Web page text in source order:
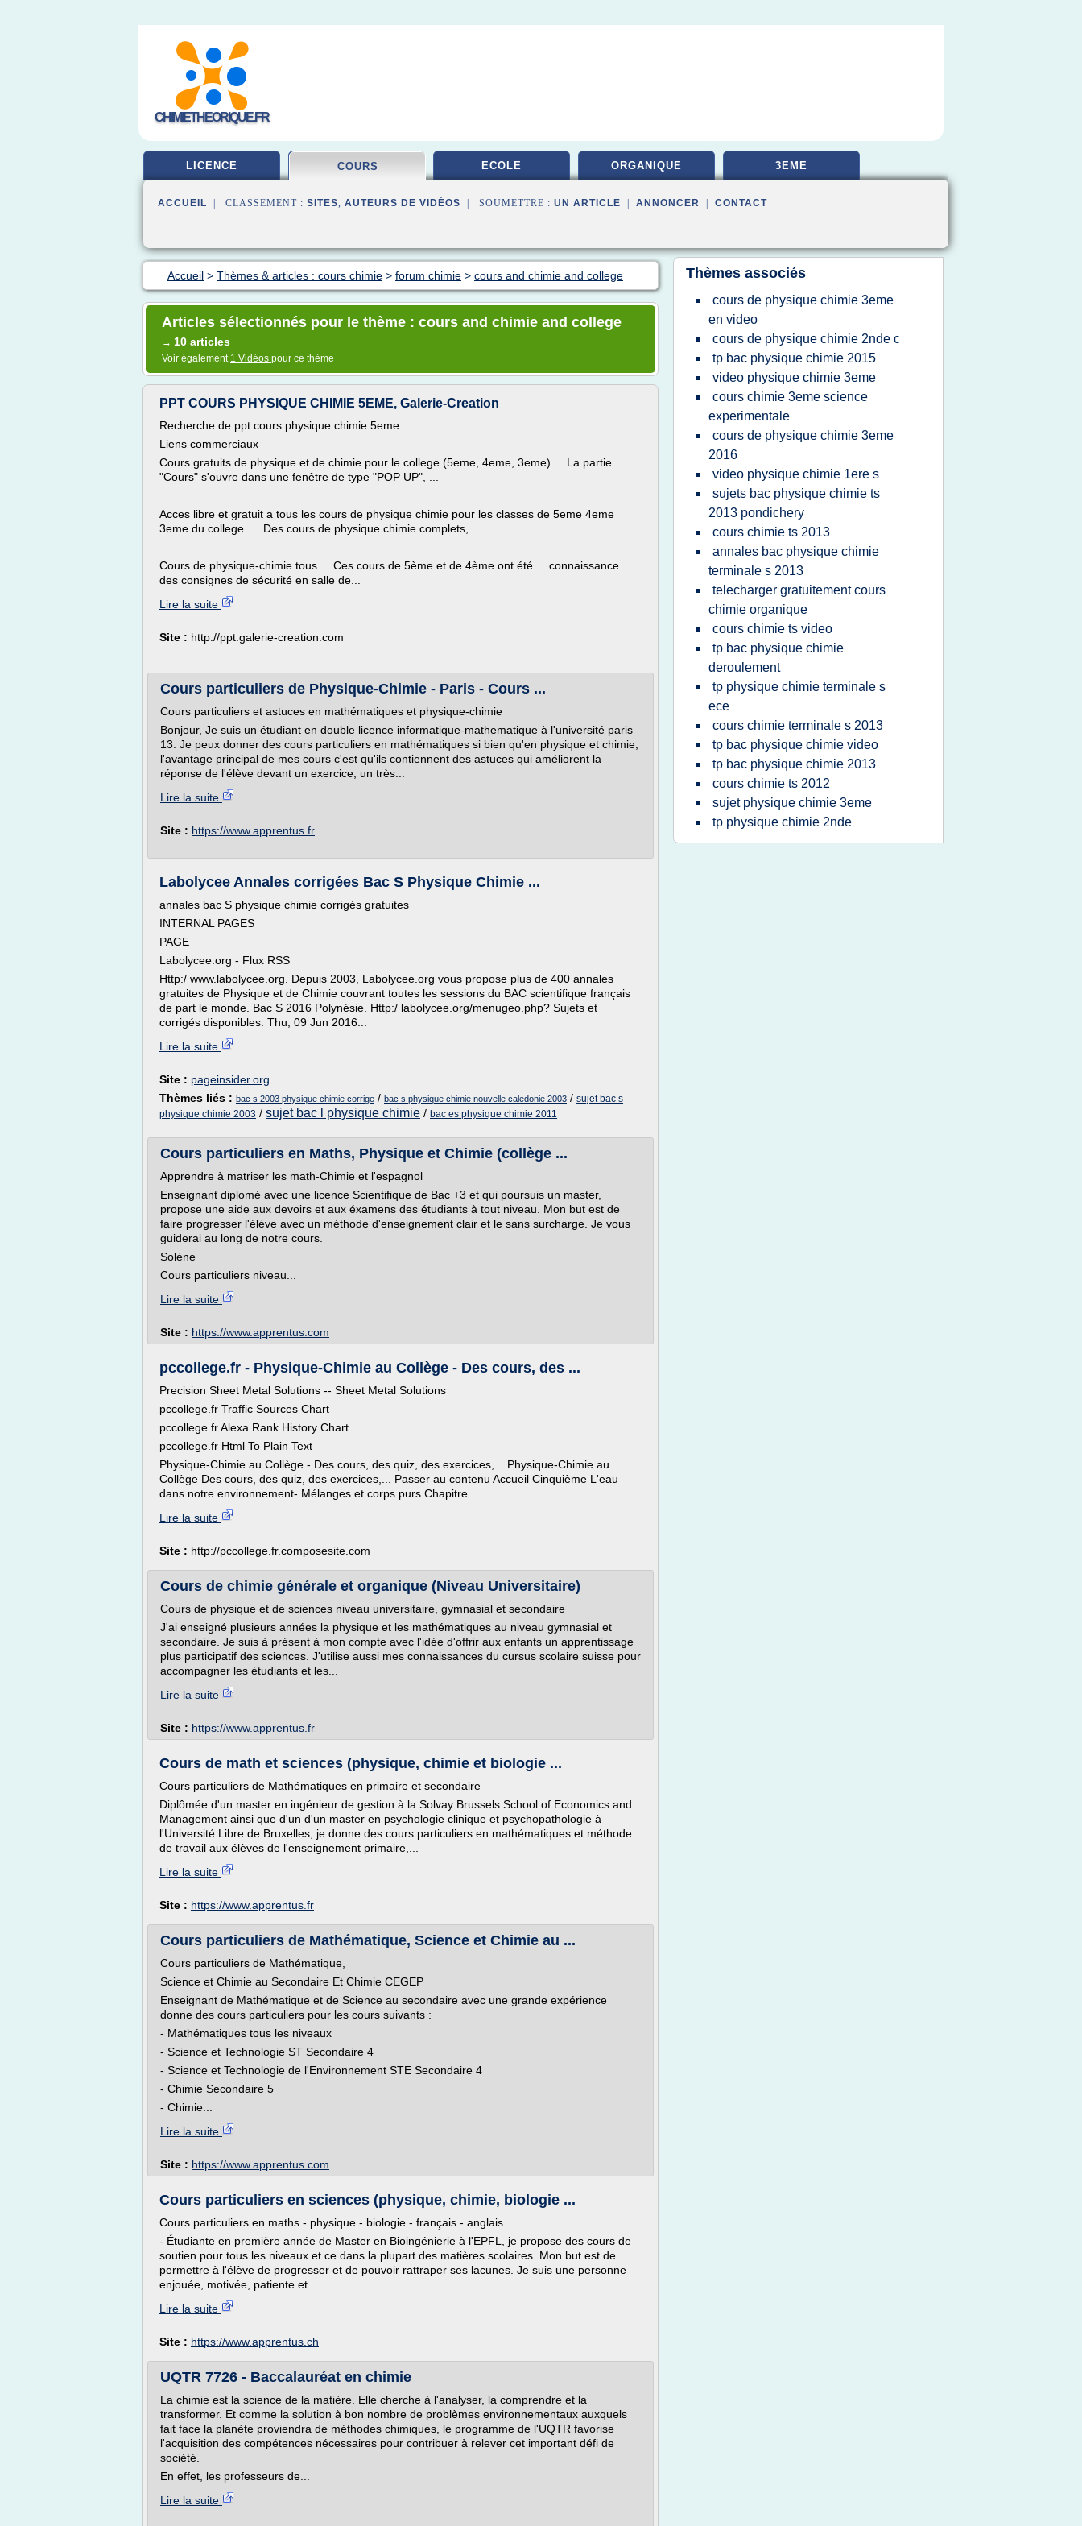
CHIMIETHEORIQUE.FR
LICENCE COURS ECOLE ORGANIQUE 3EME
ACCUEIL | CLASSEMENT : SITES, AUTEURS DE VIDÉOS | SOUMETTRE : UN ARTICLE ANNONCER CONTACT
Accueil > Thèmes & articles : cours chimie > forum chimie > cours and chimie and college
Articles sélectionnés pour le thème : cours and chimie and college
→ 10 articles
Voir également 1 Vidéos pour ce thème
PPT COURS PHYSIQUE CHIMIE 5EME, Galerie-Creation
Recherche de ppt cours physique chimie 5eme
Liens commerciaux
Cours gratuits de physique et de chimie pour le college (5eme, 4eme, 3eme) ... La partie
"Cours" s'ouvre dans une fenêtre de type "POP UP", ...
Acces libre et gratuit a tous les cours de physique chimie pour les classes de 5eme 4eme
3eme du college. ... Des cours de physique chimie complets, ...
Cours de physique-chimie tous ... Ces cours de 5ème et de 4ème ont été ... connaissance
des consignes de sécurité en salle de...
Lire la suite
Site : http://ppt.galerie-creation.com
Cours particuliers de Physique-Chimie - Paris - Cours ...
Cours particuliers et astuces en mathématiques et physique-chimie
Bonjour, Je suis un étudiant en double licence informatique-mathematique à l'université paris
13. Je peux donner des cours particuliers en mathématiques si bien qu'en physique et chimie,
l'avantage principal de mes cours c'est qu'ils contiennent des astuces qui améliorent la
réponse de l'élève devant un exercice, un très...
Lire la suite
Site : https://www.apprentus.fr
Labolycee Annales corrigées Bac S Physique Chimie ...
annales bac S physique chimie corrigés gratuites
INTERNAL PAGES
PAGE
Labolycee.org - Flux RSS
Http:/ www.labolycee.org. Depuis 2003, Labolycee.org vous propose plus de 400 annales
gratuites de Physique et de Chimie couvrant toutes les sessions du BAC scientifique français
de part le monde. Bac S 2016 Polynésie. Http:/ labolycee.org/menugeo.php? Sujets et
corrigés disponibles. Thu, 09 Jun 2016...
Lire la suite
Site : pageinsider.org
Thèmes liés : bac s 2003 physique chimie corrige / bac s physique chimie nouvelle caledonie 2003 / sujet bac s
physique chimie 2003 / sujet bac l physique chimie / bac es physique chimie 2011
Cours particuliers en Maths, Physique et Chimie (collège ...
Apprendre à matriser les math-Chimie et l'espagnol
Enseignant diplomé avec une licence Scientifique de Bac +3 et qui poursuis un master,
propose une aide aux devoirs et aux éxamens des étudiants à tout niveau. Mon but est de
faire progresser l'élève avec un méthode d'enseignement clair et le sans surcharge. Je vous
guiderai au long de notre cours.
Solène
Cours particuliers niveau...
Lire la suite
Site : https://www.apprentus.com
pccollege.fr - Physique-Chimie au Collège - Des cours, des ...
Precision Sheet Metal Solutions -- Sheet Metal Solutions
pccollege.fr Traffic Sources Chart
pccollege.fr Alexa Rank History Chart
pccollege.fr Html To Plain Text
Physique-Chimie au Collège - Des cours, des quiz, des exercices,... Physique-Chimie au
Collège Des cours, des quiz, des exercices,... Passer au contenu Accueil Cinquième L'eau
dans notre environnement- Mélanges et corps purs Chapitre...
Lire la suite
Site : http://pccollege.fr.composesite.com
Cours de chimie générale et organique (Niveau Universitaire)
Cours de physique et de sciences niveau universitaire, gymnasial et secondaire
J'ai enseigné plusieurs années la physique et les mathématiques au niveau gymnasial et
secondaire. Je suis à présent à mon compte avec l'idée d'offrir aux enfants un apprentissage
plus participatif des sciences. J'utilise aussi mes connaissances du cursus scolaire suisse pour
accompagner les étudiants et les...
Lire la suite
Site : https://www.apprentus.fr
Cours de math et sciences (physique, chimie et biologie ...
Cours particuliers de Mathématiques en primaire et secondaire
Diplômée d'un master en ingénieur de gestion à la Solvay Brussels School of Economics and
Management ainsi que d'un d'un master en psychologie clinique et psychopathologie à
l'Université Libre de Bruxelles, je donne des cours particuliers en mathématiques et méthode
de travail aux élèves de l'enseignement primaire,...
Lire la suite
Site : https://www.apprentus.fr
Cours particuliers de Mathématique, Science et Chimie au ...
Cours particuliers de Mathématique,
Science et Chimie au Secondaire Et Chimie CEGEP
Enseignant de Mathématique et de Science au secondaire avec une grande expérience
donne des cours particuliers pour les cours suivants :
- Mathématiques tous les niveaux
- Science et Technologie ST Secondaire 4
- Science et Technologie de l'Environnement STE Secondaire 4
- Chimie Secondaire 5
- Chimie...
Lire la suite
Site : https://www.apprentus.com
Cours particuliers en sciences (physique, chimie, biologie ...
Cours particuliers en maths - physique - biologie - français - anglais
- Étudiante en première année de Master en Bioingénierie à l'EPFL, je propose des cours de
soutien pour tous les niveaux et ce dans la plupart des matières scolaires. Mon but est de
permettre à l'élève de progresser et de pouvoir rattraper ses lacunes. Je suis une personne
enjouée, motivée, patiente et...
Lire la suite
Site : https://www.apprentus.ch
UQTR 7726 - Baccalauréat en chimie
La chimie est la science de la matière. Elle cherche à l'analyser, la comprendre et la
transformer. Et comme la solution à bon nombre de problèmes environnementaux auxquels
fait face la planète proviendra de méthodes chimiques, le programme de l'UQTR favorise
l'acquisition des compétences nécessaires pour contribuer à relever cet important défi de
société.
En effet, les professeurs de...
Lire la suite
Thèmes associés
cours de physique chimie 3eme
en video
cours de physique chimie 2nde c
tp bac physique chimie 2015
video physique chimie 3eme
cours chimie 3eme science
experimentale
cours de physique chimie 3eme
2016
video physique chimie 1ere s
sujets bac physique chimie ts
2013 pondichery
cours chimie ts 2013
annales bac physique chimie
terminale s 2013
telecharger gratuitement cours
chimie organique
cours chimie ts video
tp bac physique chimie
deroulement
tp physique chimie terminale s
ece
cours chimie terminale s 2013
tp bac physique chimie video
tp bac physique chimie 2013
cours chimie ts 2012
sujet physique chimie 3eme
tp physique chimie 2nde